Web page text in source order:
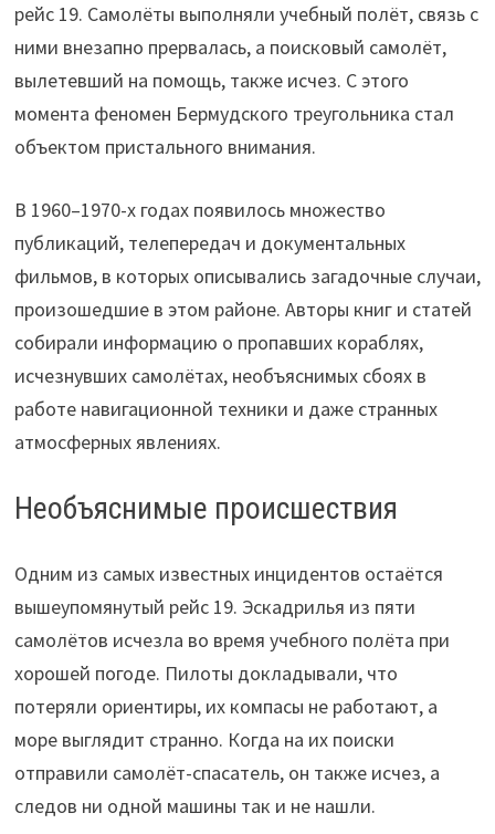
рейс 19. Самолёты выполняли учебный полёт, связь с
ними внезапно прервалась, а поисковый самолёт,
вылетевший на помощь, также исчез. С этого
момента феномен Бермудского треугольника стал
объектом пристального внимания.
В 1960–1970-х годах появилось множество
публикаций, телепередач и документальных
фильмов, в которых описывались загадочные случаи,
произошедшие в этом районе. Авторы книг и статей
собирали информацию о пропавших кораблях,
исчезнувших самолётах, необъяснимых сбоях в
работе навигационной техники и даже странных
атмосферных явлениях.
Необъяснимые происшествия
Одним из самых известных инцидентов остаётся
вышеупомянутый рейс 19. Эскадрилья из пяти
самолётов исчезла во время учебного полёта при
хорошей погоде. Пилоты докладывали, что
потеряли ориентиры, их компасы не работают, а
море выглядит странно. Когда на их поиски
отправили самолёт-спасатель, он также исчез, а
следов ни одной машины так и не нашли.